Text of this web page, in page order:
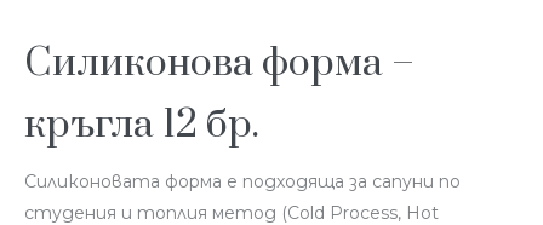
Силиконова форма –
кръгла 12 бр.
Силиконовата форма е подходяща за сапуни по
студения и топлия метод (Cold Process, Hot